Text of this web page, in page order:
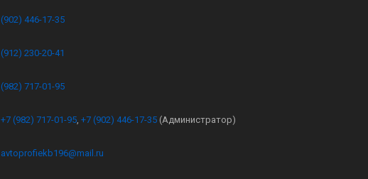
(902) 446-17-35
(912) 230-20-41
(982) 717-01-95
+7 (982) 717-01-95 +7 (902) 446-17-35 (Администратор)
avtoprofiekb196@mail.ru